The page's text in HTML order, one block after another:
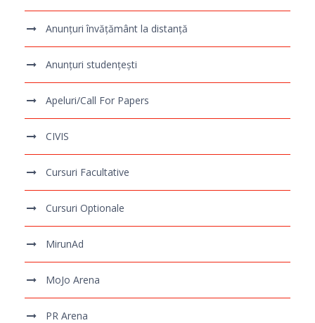
Anunțuri învățământ la distanță
Anunțuri studențești
Apeluri/Call For Papers
CIVIS
Cursuri Facultative
Cursuri Optionale
MirunAd
MoJo Arena
PR Arena